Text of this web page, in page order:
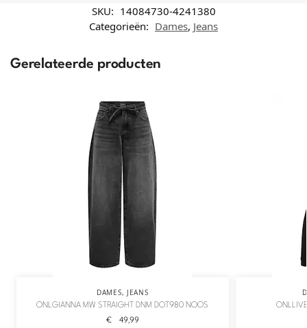
SKU: 14084730-4241380
Categorieën: Dames, Jeans
Gerelateerde producten
DAMES, JEANS
ONLGIANNA MW STRAIGHT DNM DOT980 NOOS
€ 49,99